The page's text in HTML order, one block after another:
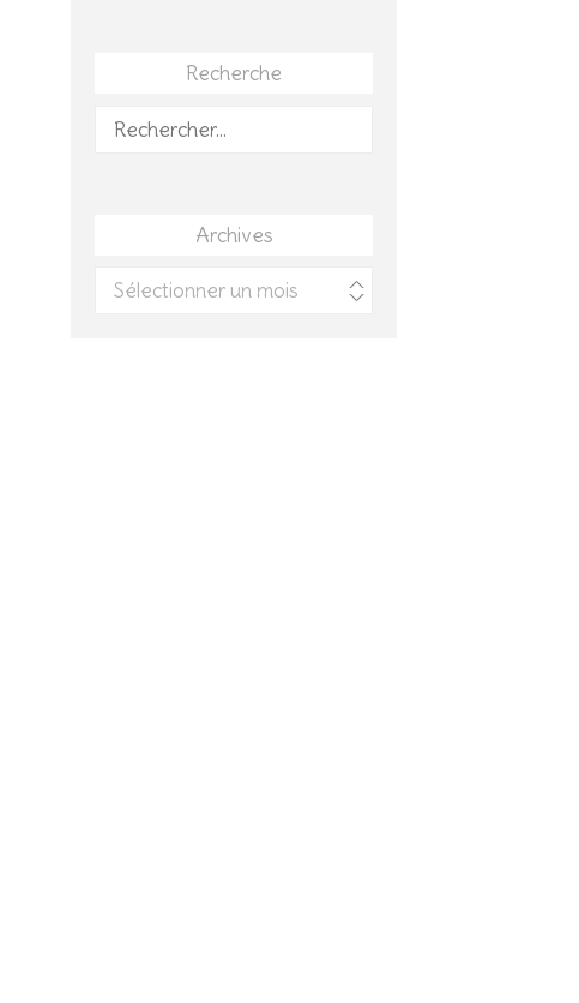
Recherche
Rechercher :
Archives
Archives